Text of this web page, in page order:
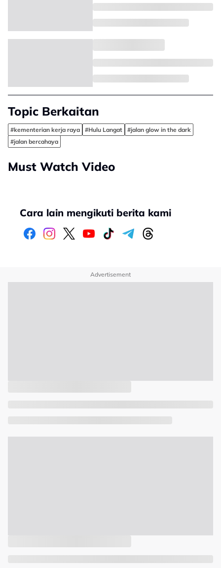
Topic Berkaitan
#kementerian kerja raya #Hulu Langat
#jalan glow in the dark
#jalan bercahaya
Must Watch Video
Cara lain mengikuti berita kami
Advertisement